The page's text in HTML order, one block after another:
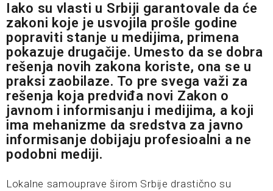
Iako su vlasti u Srbiji garantovale da će
zakoni koje je usvojila prošle godine
popraviti stanje u medijima, primena
pokazuje drugačije. Umesto da se dobra
rešenja novih zakona koriste, ona se u
praksi zaobilaze. To pre svega važi za
rešenja koja predviđa novi Zakon o
javnom i informisanju i medijima, a koji
ima mehanizme da sredstva za javno
informisanje dobijaju profesioalni a ne
podobni mediji.
Lokalne samouprave širom Srbije drastično su